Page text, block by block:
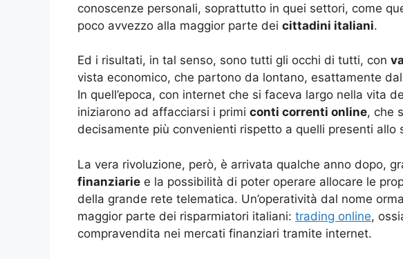
conoscenze personali, soprattutto in quei settori, come
poco avvezzo alla maggior parte dei cittadini italiani.
Ed i risultati, in tal senso, sono tutti gli occhi di tutti, con
vista economico, che partono da lontano, esattamente
In quell’epoca, con internet che si faceva largo nella vita
iniziarono ad affacciarsi i primi conti correnti online, che
decisamente più convenienti rispetto a quelli presenti allo
La vera rivoluzione, però, è arrivata qualche anno dopo,
finanziarie e la possibilità di poter operare allocare le
della grande rete telematica. Un’operatività dal nome
maggior parte dei risparmiatori italiani: trading online,
compravendita nei mercati finanziari tramite internet.